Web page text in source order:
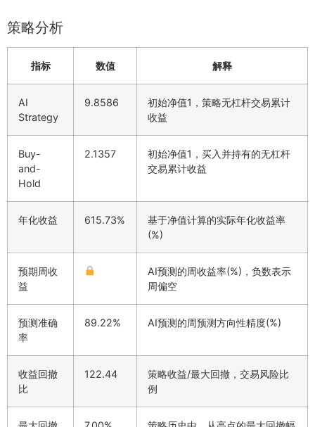
策略分析
指标 数值 解释
AI
Strategy
9.8586
初始净值1，策略无杠杆交易累计
收益
Buy-
and-
Hold
2.1357
初始净值1，买入并持有的无杠杆
交易累计收益
年化收益 615.73%
基于净值计算的实际年化收益率
(%)
预期周收
益
AI预测的周收益率(%)，负数表示
周偏空
预测准确
率
89.22% AI预测的周预测方向性精度(%)
收益回撤
比
122.44
策略收益/最大回撤，交易风险比
例